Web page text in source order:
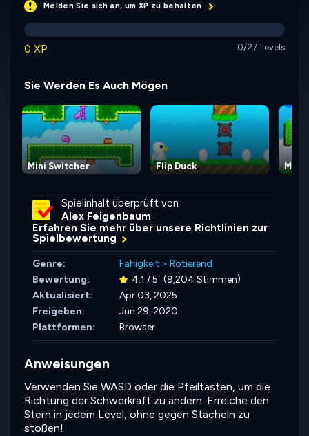
Melden Sie sich an, um XP zu behalten
0 XP 0/27 Levels
Sie Werden Es Auch Mögen
Mini Switcher Flip Duck Mini
Spielinhalt überprüft von
Alex Feigenbaum
Erfahren Sie mehr über unsere Richtlinien zur
Spielbewertung
Genre: Fähigkeit > Rotierend
Bewertung:
4.1 / 5 (9,204 Stimmen)
Aktualisiert:
Apr 03, 2025
Freigeben:
Jun 29, 2020
Plattformen:
Browser
Anweisungen
Verwenden Sie WASD oder die Pfeiltasten, um die
Richtung der Schwerkraft zu ändern. Erreiche den
Stern in jedem Level, ohne gegen Stacheln zu
stoßen!